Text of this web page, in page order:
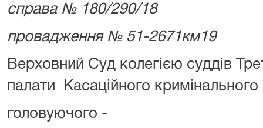
справа № 180/290/18
провадження № 51-2671км19
Верховний Суд колегією суддів
палати Касаційного кримінального
головуючого -